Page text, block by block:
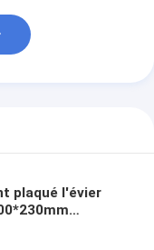
plaqué l'évier